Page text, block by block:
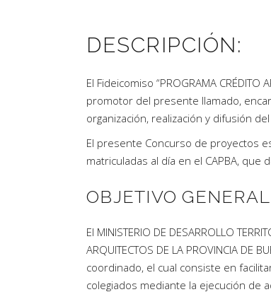
DESCRIPCIÓN:
El Fideicomiso “PROGRAMA CRÉDITO
promotor del presente llamado,
organización, realización y difusión del
El presente Concurso de proyectos
matriculadas al día en el CAPBA,
OBJETIVO
El MINISTERIO DE DESARROLLO
ARQUITECTOS DE LA PROVINCIA
coordinado, el cual consiste en
colegiados mediante la ejecución de